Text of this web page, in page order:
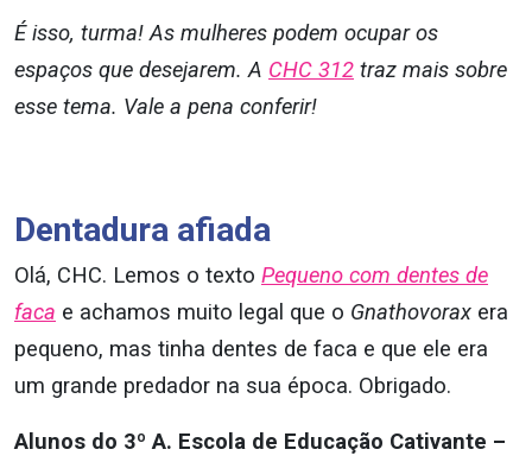
É isso, turma! As mulheres podem ocupar os
espaços que desejarem. A CHC 312 traz mais sobre
esse tema. Vale a pena conferir!
Dentadura afiada
Olá, CHC. Lemos o texto Pequeno com dentes de
faca e achamos muito legal que o Gnathovorax era
pequeno, mas tinha dentes de faca e que ele era
um grande predador na sua época. Obrigado.
Alunos do 3º A. Escola de Educação Cativante –